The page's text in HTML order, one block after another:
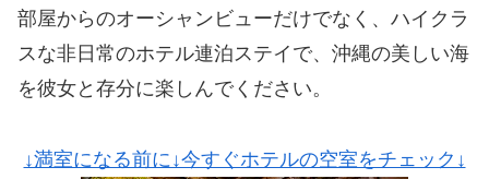
部屋からのオーシャンビューだけでなく、ハイクラ
スな非日常のホテル連泊ステイで、沖縄の美しい海
を彼女と存分に楽しんでください。
↓満室になる前に↓今すぐホテルの空室をチェック↓